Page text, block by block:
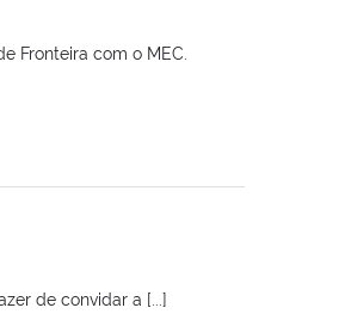
Fronteira com o MEC.
de convidar a [...]